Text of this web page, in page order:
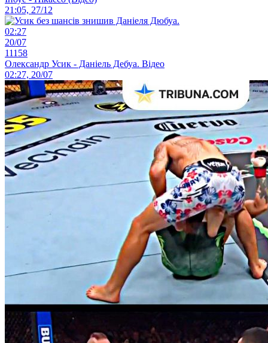
21:05, 27/12
02:27
20/07
11158
Олександр Усик - Даніель Дебуа. Відео
02:27, 20/07